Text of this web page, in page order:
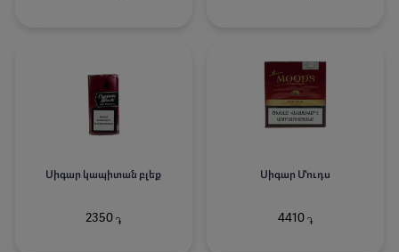
Սիգար կապիտան բլեք
2350 ֏
Սիգար Մուդս
4410 ֏